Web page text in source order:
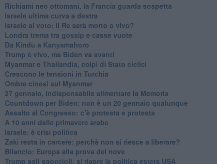
Richiami neo ottomani, la Francia guarda sospetta
Israele ultima curva a destra
Israele al voto: il Re sarà morto o vivo?
Londra trema tra gossip e casse vuote
Da Kindu a Kanyamahoro
Trump è vivo, ma Biden va avanti
Myanmar e Thailandia, colpi di Stato ciclici
Crescono le tensioni in Turchia
Ombre cinesi sul Myanmar
27 gennaio, indispensabile alimentare la Memoria
Countdown per Biden: non è un 20 gennaio qualunque
Assalto al Congresso: c’è protesta e protesta
A 10 anni dalle primavere arabe
Israele: è crisi politica
Zaki resta in carcere: perchè non si riesce a liberare?
Bilancio: Europa alla prova del nove
Trump agli sgoccioli: si riapre la politica estera USA